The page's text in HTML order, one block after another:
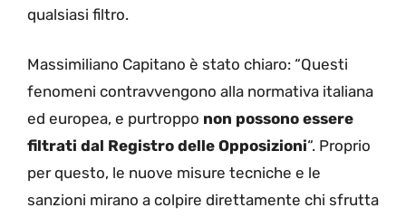
qualsiasi filtro.
Massimiliano Capitano è stato chiaro: “Questi
fenomeni contravvengono alla normativa italiana
ed europea, e purtroppo non possono essere
filtrati dal Registro delle Opposizioni“. Proprio
per questo, le nuove misure tecniche e le
sanzioni mirano a colpire direttamente chi sfrutta